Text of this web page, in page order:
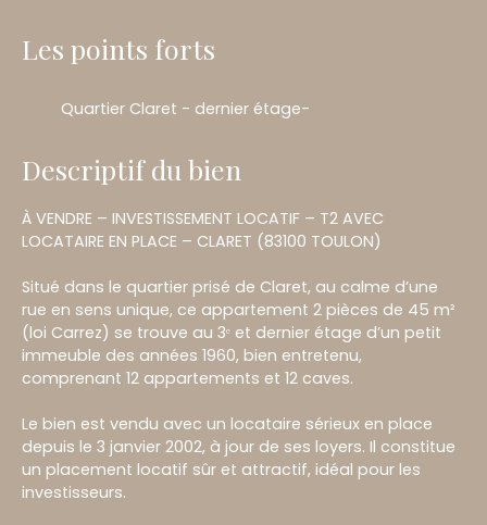
Les points forts
Quartier Claret - dernier étage-
Descriptif du bien
À VENDRE – INVESTISSEMENT LOCATIF – T2 AVEC
LOCATAIRE EN PLACE – CLARET (83100 TOULON)
Situé dans le quartier prisé de Claret, au calme d’une
rue en sens unique, ce appartement 2 pièces de 45 m²
(loi Carrez) se trouve au 3ᵉ et dernier étage d’un petit
immeuble des années 1960, bien entretenu,
comprenant 12 appartements et 12 caves.
Le bien est vendu avec un locataire sérieux en place
depuis le 3 janvier 2002, à jour de ses loyers. Il constitue
un placement locatif sûr et attractif, idéal pour les
investisseurs.